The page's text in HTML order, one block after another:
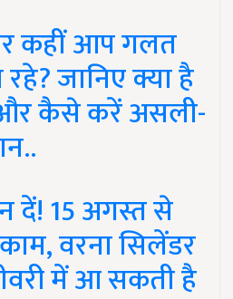
कहीं आप गलत
जानिए क्या है
और कैसे करें असली-
दें! 15 अगस्त से
वरना सिलेंडर
में आ सकती है